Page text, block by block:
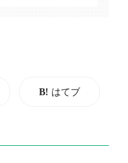
はてブ